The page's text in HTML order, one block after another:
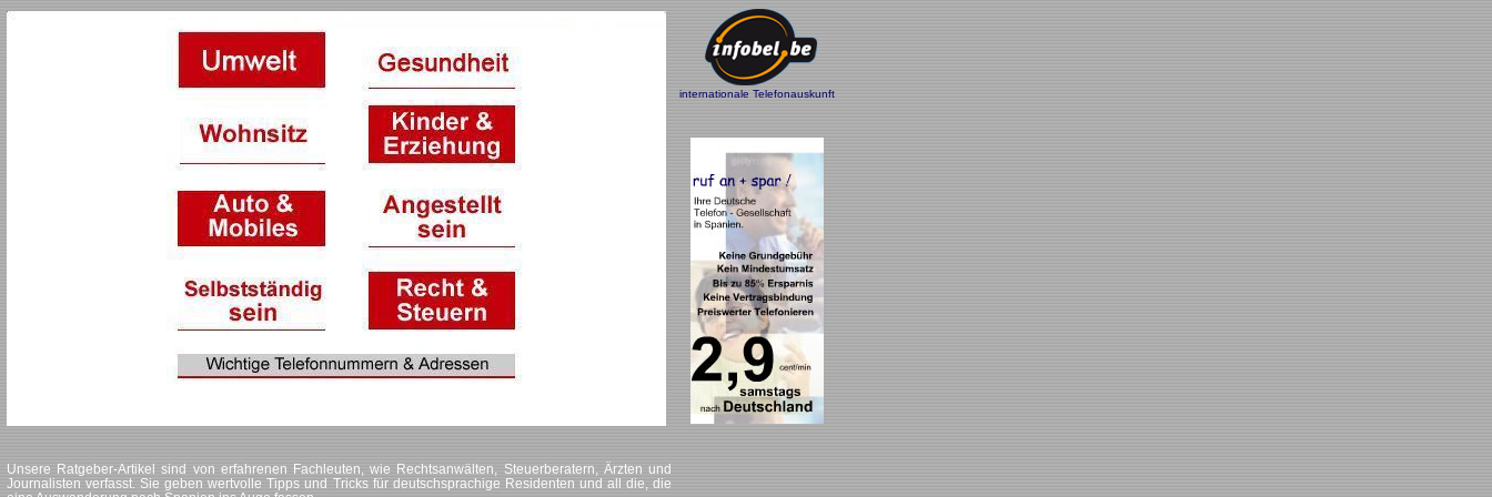
internationale Telefonauskunft
Unsere Ratgeber-Artikel sind von erfahrenen Fachleuten, wie Rechtsanwälten, Steuerberatern, Ärzten und
Journalisten verfasst. Sie geben wertvolle Tipps und Tricks für deutschsprachige Residenten und all die, die